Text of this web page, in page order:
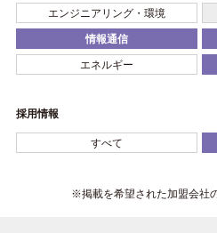
エンジニアリング・環境
情報通信
エネルギー
採用情報
すべて
※掲載を希望された加盟会社